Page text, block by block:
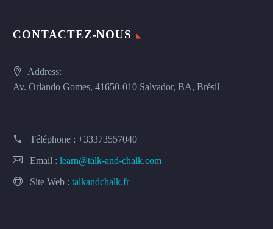
CONTACTEZ-NOUS
Address:
Av. Orlando Gomes, 41650-010 Salvador, BA, Brésil
Téléphone : +33373557040
Email : learn@talk-and-chalk.com
Site Web : talkandchalk.fr